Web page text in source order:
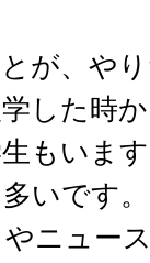
が、や
した時
もいま
いです
ニュー